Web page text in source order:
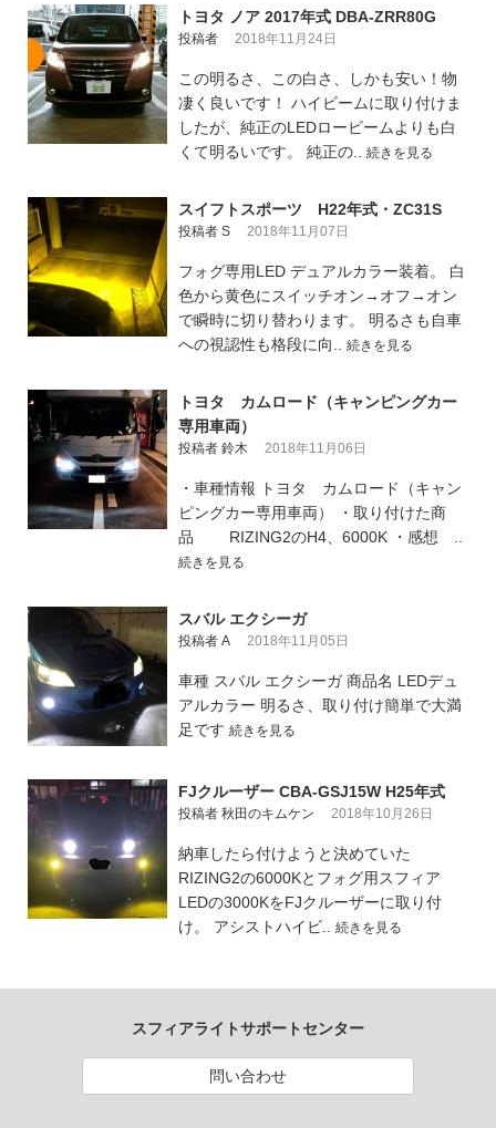
トヨタ ノア 2017年式 DBA-ZRR80G
投稿者 2018年11月24日
この明るさ、この白さ、しかも安い！物
凄く良いです！ ハイビームに取り付けま
したが、純正のLEDロービームよりも白
くて明るいです。 純正の.. 続きを見る
スイフトスポーツ H22年式・ZC31S
投稿者 S 2018年11月07日
フォグ専用LED デュアルカラー装着。 白
色から黄色にスイッチオン→オフ→オン
で瞬時に切り替わります。 明るさも自車
への視認性も格段に向.. 続きを見る
トヨタ カムロード（キャンピングカー
専用車両）
投稿者 鈴木 2018年11月06日
・車種情報 トヨタ カムロード（キャン
ピングカー専用車両） ・取り付けた商
品 RIZING2のH4、6000K ・感想 ..
続きを見る
スバル エクシーガ
投稿者 A 2018年11月05日
車種 スバル エクシーガ 商品名 LEDデュ
アルカラー 明るさ、取り付け簡単で大満
足です 続きを見る
FJクルーザー CBA-GSJ15W H25年式
投稿者 秋田のキムケン 2018年10月26日
納車したら付けようと決めていた
RIZING2の6000Kとフォグ用スフィア
LEDの3000KをFJクルーザーに取り付
け。 アシストハイビ.. 続きを見る
スフィアライトサポートセンター
問い合わせ